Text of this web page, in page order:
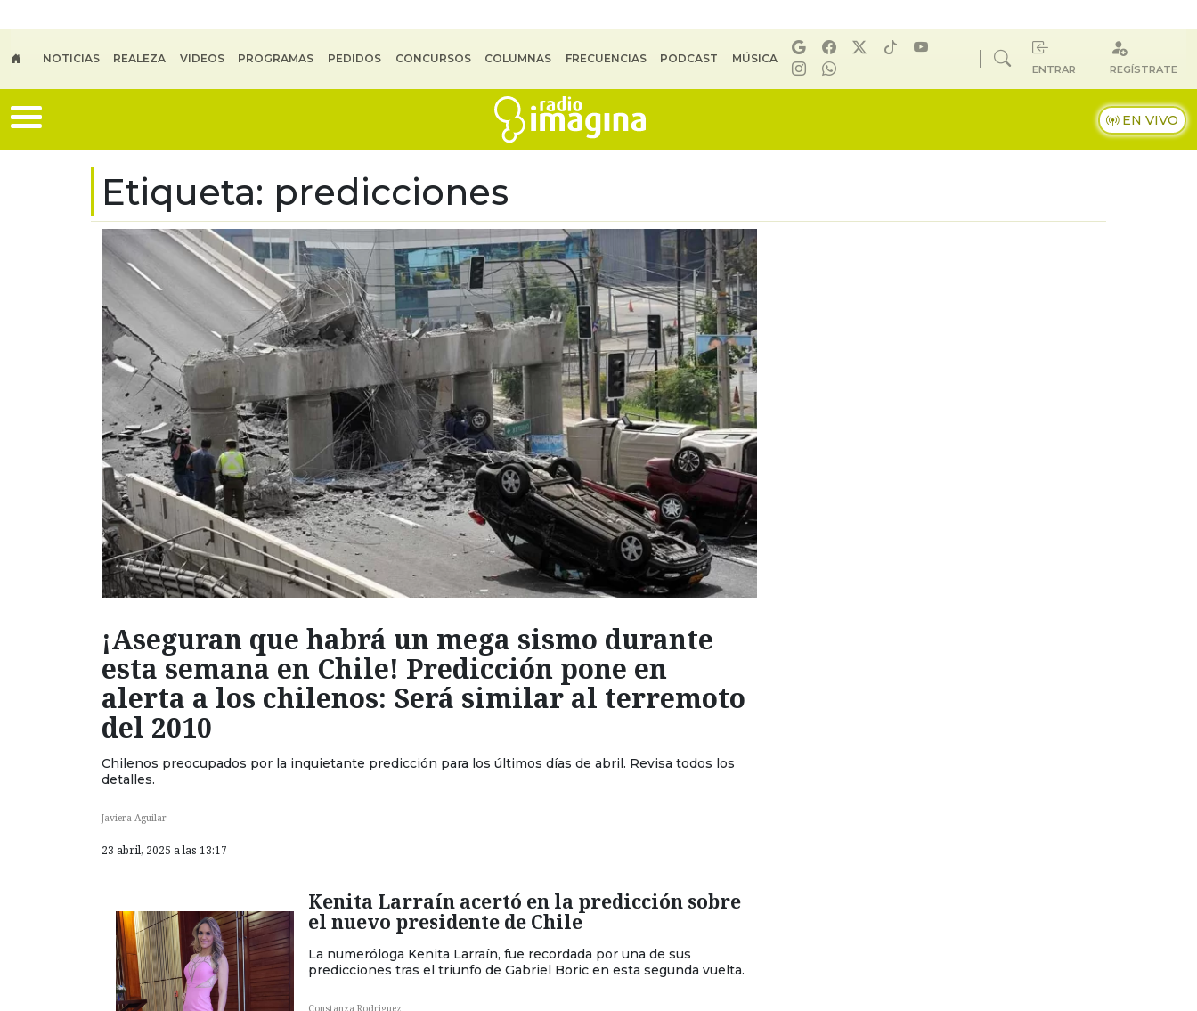
NOTICIAS REALEZA VIDEOS PROGRAMAS PEDIDOS CONCURSOS COLUMNAS FRECUENCIAS PODCAST MÚSICA
ENTRAR REGÍSTRATE
EN VIVO
Etiqueta: predicciones
¡Aseguran que habrá un mega sismo durante
esta semana en Chile! Predicción pone en
alerta a los chilenos: Será similar al terremoto
del 2010
Chilenos preocupados por la inquietante predicción para los últimos días de abril. Revisa todos los
detalles.
Javiera Aguilar
23 abril, 2025 a las 13:17
Kenita Larraín acertó en la predicción sobre
el nuevo presidente de Chile
La numeróloga Kenita Larraín, fue recordada por una de sus
predicciones tras el triunfo de Gabriel Boric en esta segunda vuelta.